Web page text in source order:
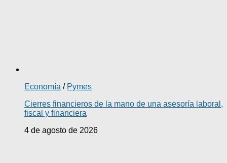
Economía / Pymes
Cierres financieros de la mano de una asesoría laboral,
fiscal y financiera
4 de agosto de 2026